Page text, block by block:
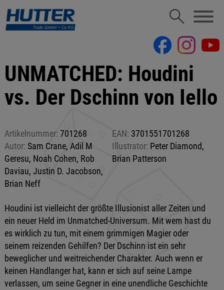
UNMATCHED: Houdini
vs. Der Dschinn von Iello
Artikelnummer: 701268 EAN: 3701551701268
Autor: Sam Crane, Adil M
Geresu, Noah Cohen, Rob
Daviau, Justin D. Jacobson,
Brian Neff
Illustrator: Peter Diamond,
Brian Patterson
Houdini ist vielleicht der größte Illusionist aller Zeiten und
ein neuer Held im Unmatched-Universum. Mit wem hast du
es wirklich zu tun, mit einem grimmigen Magier oder
seinem reizenden Gehilfen? Der Dschinn ist ein sehr
beweglicher und weitreichender Charakter. Auch wenn er
keinen Handlanger hat, kann er sich auf seine Lampe
verlassen, um seine Gegner in eine unendliche Geschichte